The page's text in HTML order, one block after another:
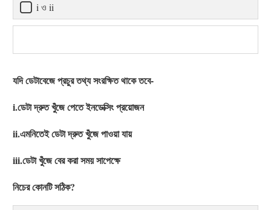
i ও ii
যদি ডেটাবেজে প্রচুর তথ্য সংরক্ষিত থাকে তবে-
i.ডেটা দ্রুত খুঁজে পেতে ইনডেক্সিং প্রয়োজন
ii.এমনিতেই ডেটা দ্রুত খুঁজে পাওয়া যায়
iii.ডেটা খুঁজে বের করা সময় সাপেক্ষে
নিচের কোনটি সঠিক?